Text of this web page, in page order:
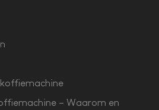
– Waarom en